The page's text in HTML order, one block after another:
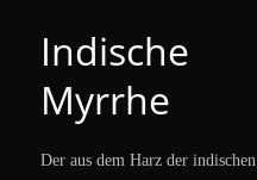
Indische
Myrrhe
Der aus dem Harz der indischen